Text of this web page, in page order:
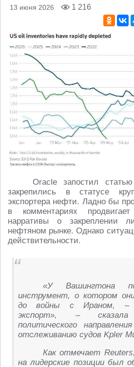
13 июня 2026 1 216
Оracle запостил
закрепились в статусе
экспортера нефти. Ладно бы
в комментариях
нарративы о закреплении
нефтяном рынке. Однако
действительности.
«У Вашингтона
инструмент, о котором
до войны с Ираном, –
экспорт», – сказала
политического
отслеживанию судов Kpler
Как отмечает
на лидерские позиции был